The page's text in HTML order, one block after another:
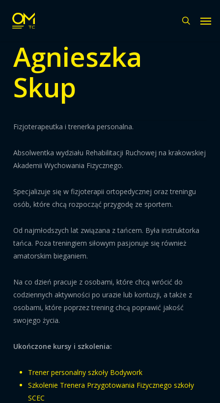
main
search
Agnieszka
Skup
Fizjoterapeutka i trenerka personalna.
Absolwentka wydziału Rehabilitacji Ruchowej na krakowskiej
Akademii Wychowania Fizycznego.
Specjalizuje się w fizjoterapii ortopedycznej oraz treningu
osób, które chcą rozpocząć przygodę ze sportem.
Od najmłodszych lat związana z tańcem. Była instruktorka
tańca. Poza treningiem siłowym pasjonuje się również
amatorskim bieganiem.
Na co dzień pracuje z osobami, które chcą wrócić do
codziennych aktywności po urazie lub kontuzji, a także z
osobami, które poprzez trening chcą poprawić jakość
swojego życia.
Ukończone kursy i szkolenia:
Trener personalny szkoły Bodywork
Szkolenie Trenera Przygotowania Fizycznego szkoły
SCEC